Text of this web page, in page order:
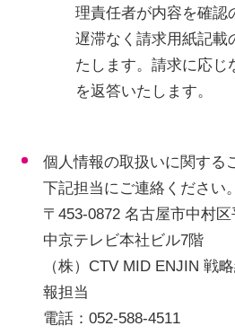
理責任者が内容を確認
遅滞なく請求用紙記載
たします。請求に応じ
を返答いたします。
個人情報の取扱いに関する
下記担当にご連絡ください。
〒453-0872 名古屋市中村
中京テレビ本社ビル7階
（株）CTV MID ENJIN 戦
報担当
電話：052-588-4511